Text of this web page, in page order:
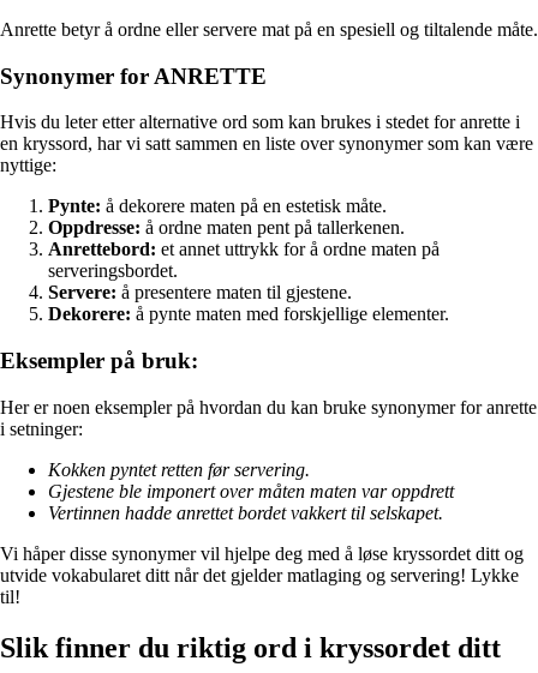
Anrette betyr å ordne eller servere mat på en spesiell og tiltalende måte.
Synonymer for ANRETTE
Hvis du leter etter alternative ord som kan brukes i stedet for anrette i
en kryssord, har vi satt sammen en liste over synonymer som kan være
nyttige:
Pynte: å dekorere maten på en estetisk måte.
Oppdresse: å ordne maten pent på tallerkenen.
Anrettebord: et annet uttrykk for å ordne maten på
serveringsbordet.
Servere: å presentere maten til gjestene.
Dekorere: å pynte maten med forskjellige elementer.
Eksempler på bruk:
Her er noen eksempler på hvordan du kan bruke synonymer for anrette
i setninger:
Kokken pyntet retten før servering.
Gjestene ble imponert over måten maten var oppdrett
Vertinnen hadde anrettet bordet vakkert til selskapet.
Vi håper disse synonymer vil hjelpe deg med å løse kryssordet ditt og
utvide vokabularet ditt når det gjelder matlaging og servering! Lykke
til!
Slik finner du riktig ord i kryssordet ditt